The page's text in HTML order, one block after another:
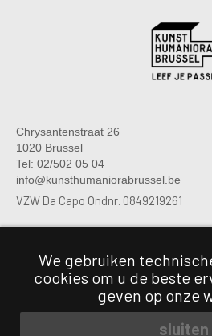
We gebruiken
cookies om u de beste
geven op onze
sluiten
Chrysantenstraat 26
1020 Brussel
Tel: 02/502 05 04
info@kunsthumaniorabrussel.be
VZW Da Capo Ondnr. 0849219261